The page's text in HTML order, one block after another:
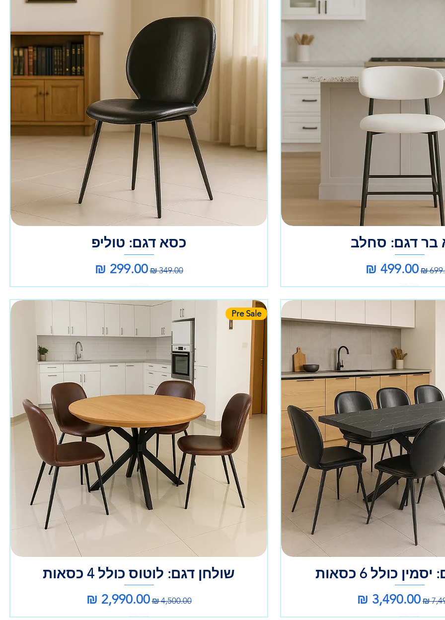
בר דגם: סחלב
רגיל
מחיר מבצע‏499.00 ‏₪
כסא דגם: טוליפ
מחיר רגיל‏349.00 ‏₪ מחיר מבצע‏299.00 ‏₪
כולל 6 כסאות
רגיל
מחיר מבצע‏3,490.00 ‏₪
Pre Sale
שולחן דגם: לוטוס כולל 4 כסאות
מחיר רגיל‏4,500.00 ‏₪ מחיר מבצע‏2,990.00 ‏₪